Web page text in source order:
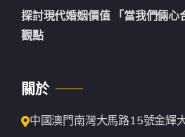
探討現代婚姻價值 「當我們倆心
觀點
關於
中國澳門南灣大馬路15號金輝